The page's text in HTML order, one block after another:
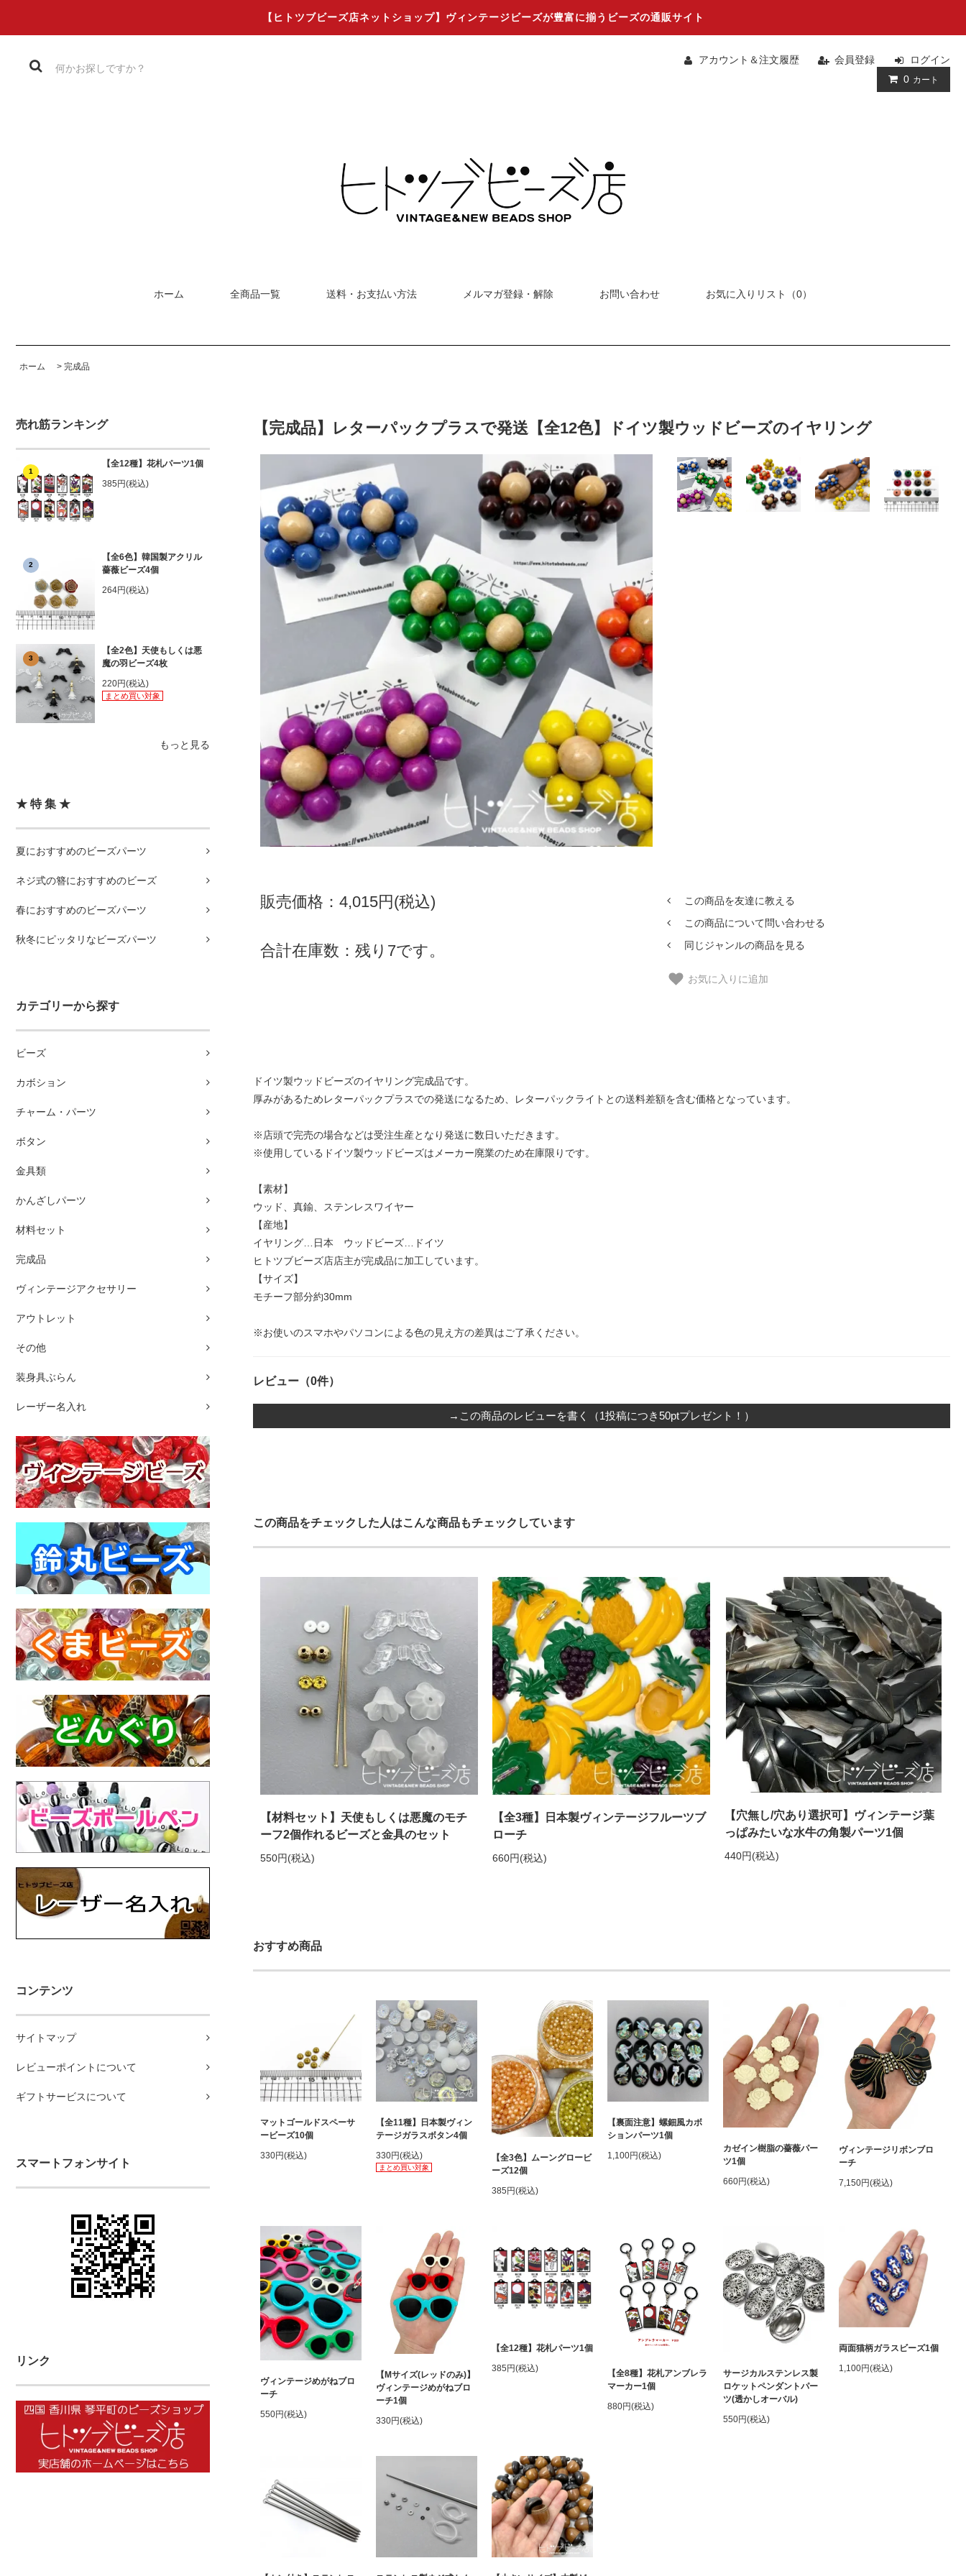
【ヒトツブビーズ店ネットショップ】ヴィンテージビーズが豊富に揃うビーズの通販サイト
アカウント＆注文履歴 会員登録
ログイン
0 カート
ホーム 全商品一覧 送料・お支払い方法 メルマガ登録・解除 お問い合わせ お気に入りリスト（0）
ホーム > 完成品
売れ筋ランキング
1
【全12種】花札パーツ1個
385円(税込)
2
【全6色】韓国製アクリル
薔薇ビーズ4個
264円(税込)
3
【全2色】天使もしくは悪
魔の羽ビーズ4枚
220円(税込)
まとめ買い対象
もっと見る
★ 特 集 ★
夏におすすめのビーズパーツ
ネジ式の簪におすすめのビーズ
春におすすめのビーズパーツ
秋冬にピッタリなビーズパーツ
カテゴリーから探す
ビーズ
カボション
チャーム・パーツ
ボタン
金具類
かんざしパーツ
材料セット
完成品
ヴィンテージアクセサリー
アウトレット
その他
装身具ぶらん
レーザー名入れ
コンテンツ
サイトマップ
レビューポイントについて
ギフトサービスについて
スマートフォンサイト
リンク
【完成品】レターパックプラスで発送【全12色】ドイツ製ウッドビーズのイヤリング
販売価格：4,015円(税込)
合計在庫数：残り7です。
この商品を友達に教える
この商品について問い合わせる
同じジャンルの商品を見る
お気に入りに追加
ドイツ製ウッドビーズのイヤリング完成品です。
厚みがあるためレターパックプラスでの発送になるため、レターパックライトとの送料差額を含む価格となっています。
※店頭で完売の場合などは受注生産となり発送に数日いただきます。
※使用しているドイツ製ウッドビーズはメーカー廃業のため在庫限りです。
【素材】
ウッド、真鍮、ステンレスワイヤー
【産地】
イヤリング…日本 ウッドビーズ…ドイツ
ヒトツブビーズ店店主が完成品に加工しています。
【サイズ】
モチーフ部分約30mm
※お使いのスマホやパソコンによる色の見え方の差異はご了承ください。
レビュー（0件）
→この商品のレビューを書く（1投稿につき50ptプレゼント！）
この商品をチェックした人はこんな商品もチェックしています
【材料セット】天使もしくは悪魔のモチ
ーフ2個作れるビーズと金具のセット
550円(税込)
【全3種】日本製ヴィンテージフルーツブ
ローチ
660円(税込)
【穴無し/穴あり選択可】ヴィンテージ葉
っぱみたいな水牛の角製パーツ1個
440円(税込)
おすすめ商品
マットゴールドスペーサ
ービーズ10個
330円(税込)
【全11種】日本製ヴィン
テージガラスボタン4個
330円(税込)
まとめ買い対象
【全3色】ムーングロービ
ーズ12個
385円(税込)
【裏面注意】螺鈿風カボ
ションパーツ1個
1,100円(税込)
カゼイン樹脂の薔薇パー
ツ1個
660円(税込)
ヴィンテージリボンブロ
ーチ
7,150円(税込)
ヴィンテージめがねブロ
ーチ
550円(税込)
【Mサイズ(レッドのみ)】
ヴィンテージめがねブロ
ーチ1個
330円(税込)
【全12種】花札パーツ1個
385円(税込)
【全8種】花札アンブレラ
マーカー1個
880円(税込)
サージカルステンレス製
ロケットペンダントパー
ツ(透かしオーバル)
550円(税込)
両面猫柄ガラスビーズ1個
1,100円(税込)